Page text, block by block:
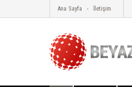
Ana Sayfa İletişim